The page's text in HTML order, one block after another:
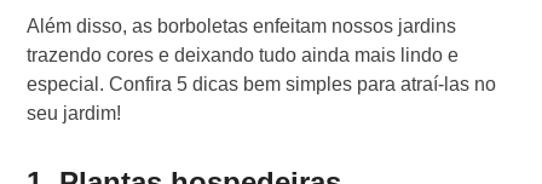
Além disso, as borboletas enfeitam nossos jardins
trazendo cores e deixando tudo ainda mais lindo e
especial. Confira 5 dicas bem simples para atraí-las no
seu jardim!